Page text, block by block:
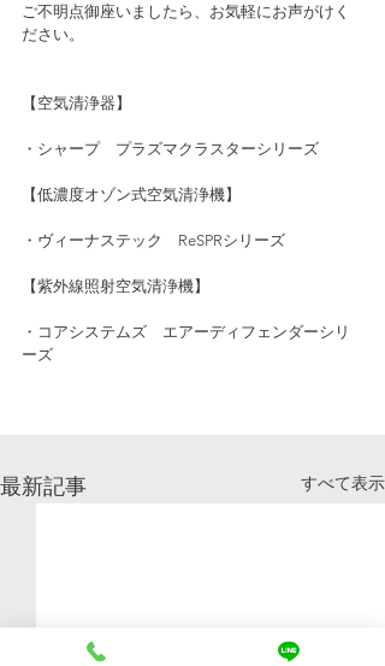
ご不明点御座いましたら、お気軽にお声がけく
ださい。
【空気清浄器】
・シャープ　プラズマクラスターシリーズ
【低濃度オゾン式空気清浄機】
・ヴィーナステック　ReSPRシリーズ
【紫外線照射空気清浄機】
・コアシステムズ　エアーディフェンダーシリ
ーズ
最新記事 すべて表示